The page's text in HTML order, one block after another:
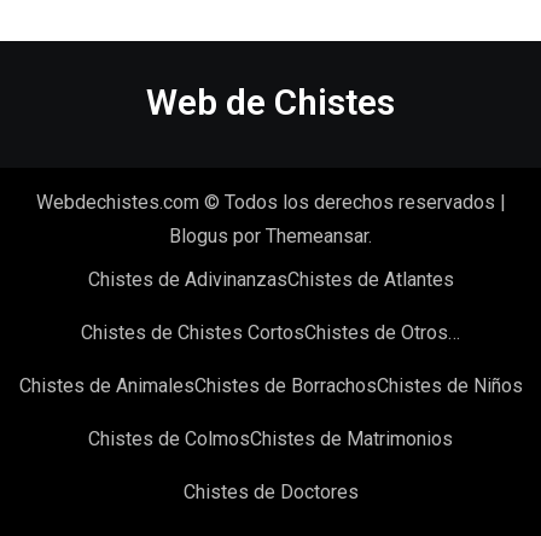
Web de Chistes
Webdechistes.com © Todos los derechos reservados
Blogus por Themeansar.
Chistes de AdivinanzasChistes de Atlantes
Chistes de Chistes CortosChistes de Otros…
Chistes de AnimalesChistes de BorrachosChistes de Niños
Chistes de ColmosChistes de Matrimonios
Chistes de Doctores